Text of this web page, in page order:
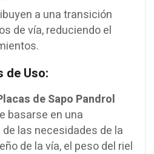
a una transición
de vía, reduciendo el
de Uso:
de Sapo Pandrol
basarse en una
las necesidades de la
de la vía, el peso del riel